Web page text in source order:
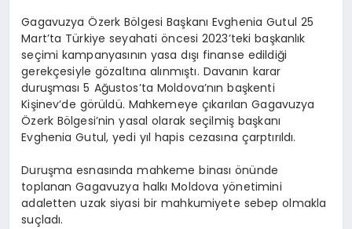
Gagavuzya Özerk Bölgesi Başkanı Evghenia Gutul 25
Mart’ta Türkiye seyahati öncesi 2023’teki başkanlık
seçimi kampanyasının yasa dışı finanse edildiği
gerekçesiyle gözaltına alınmıştı. Davanın karar
duruşması 5 Ağustos’ta Moldova’nın başkenti
Kişinev’de görüldü. Mahkemeye çıkarılan Gagavuzya
Özerk Bölgesi’nin yasal olarak seçilmiş başkanı
Evghenia Gutul, yedi yıl hapis cezasına çarptırıldı.
Duruşma esnasında mahkeme binası önünde
toplanan Gagavuzya halkı Moldova yönetimini
adaletten uzak siyasi bir mahkumiyete sebep olmakla
suçladı.